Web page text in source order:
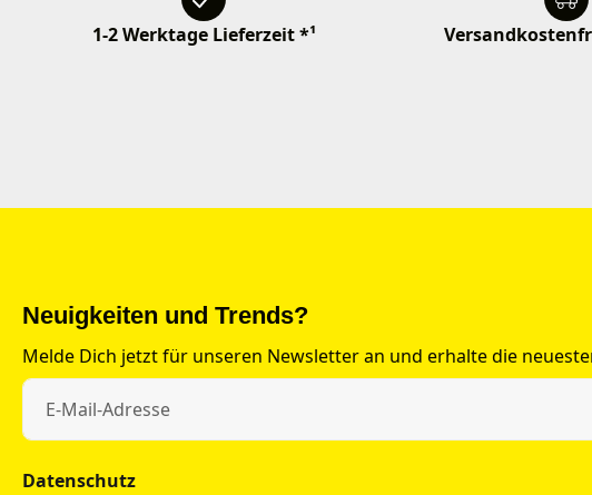
1-2 Werktage Lieferzeit *¹
Neuigkeiten und Trends?
Melde Dich jetzt für unseren Newsletter an und erhalte die
Datenschutz